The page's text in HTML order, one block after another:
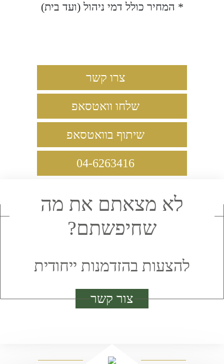
* המחיר כולל דמי ניהול (ועד בית)
צרו קשר
שלחו וואטסאפ
שיתוף בוואטסאפ
לא מצאתם את מה
שחיפשתם?
להצעות בהזדמנות ייחודית
צור קשר